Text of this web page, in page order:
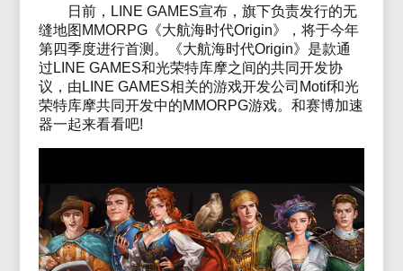
日前，LINE GAMES宣布，旗下负责发行的无
缝地图MMORPG《大航海时代Origin》，将于今年
第四季度进行首测。《大航海时代Origin》是款通
过LINE GAMES和光荣特库摩之间的共同开发协
议，由LINE GAMES相关的游戏开发公司Motif和光
荣特库摩共同开发中的MMORPG游戏。和赛博加速
器一起来看看吧!